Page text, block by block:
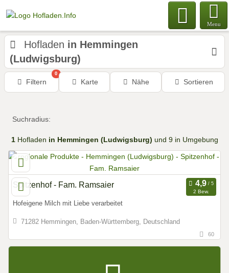
Menu
Hofladen in Hemmingen
(Ludwigsburg)
Filtern
0
Karte Nähe Sortieren
Suchradius:
1Hofladen in Hemmingen (Ludwigsburg) und 9 in Umgebung
Spitzenhof - Fam. Ramsaier
2 Bew.
Hofeigene Milch mit Liebe verarbeitet
71282 Hemmingen, Baden-Württemberg, Deutschland
60